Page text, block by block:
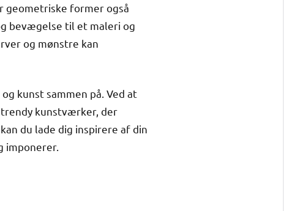
geometriske former også
bevægelse til et maleri og
og mønstre kan
kunst sammen på. Ved at
kunstværker, der
du lade dig inspirere af din
imponerer.